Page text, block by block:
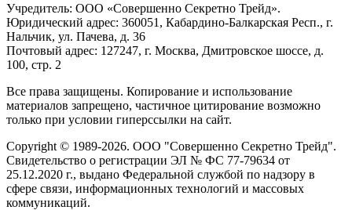
Учредитель: ООО «Совершенно Секретно Трейд».
Юридический адрес: 360051, Кабардино-Балкарская Респ., г.
Нальчик, ул. Пачева, д. 36
Почтовый адрес: 127247, г. Москва, Дмитровское шоссе, д.
100, стр. 2
Все права защищены. Копирование и использование
материалов запрещено, частичное цитирование возможно
только при условии гиперссылки на сайт.
Copyright © 1989-2026. ООО "Совершенно Секретно Трейд".
Свидетельство о регистрации ЭЛ № ФС 77-79634 от
25.12.2020 г., выдано Федеральной службой по надзору в
сфере связи, информационных технологий и массовых
коммуникаций.